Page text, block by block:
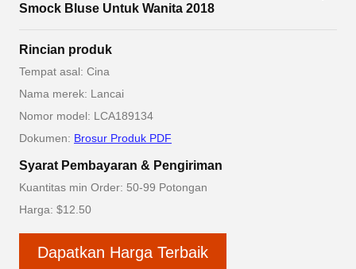
Smock Bluse Untuk Wanita 2018
Rincian produk
Tempat asal: Cina
Nama merek: Lancai
Nomor model: LCA189134
Dokumen: Brosur Produk PDF
Syarat Pembayaran & Pengiriman
Kuantitas min Order: 50-99 Potongan
Harga: $12.50
Dapatkan Harga Terbaik